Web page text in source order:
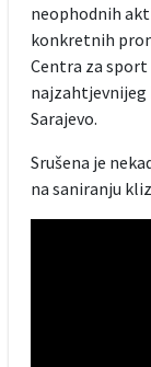
neophodnih
konkretnih
Centra za sport
Sarajevo.
Srušena je
na saniranju